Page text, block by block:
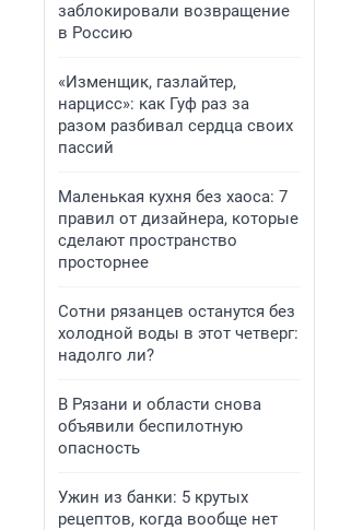
заблокировали возвращение
в Россию
«Изменщик, газлайтер,
нарцисс»: как Гуф раз за
разом разбивал сердца своих
пассий
Маленькая кухня без хаоса: 7
правил от дизайнера, которые
сделают пространство
просторнее
Сотни рязанцев останутся без
холодной воды в этот четверг:
надолго ли?
В Рязани и области снова
объявили беспилотную
опасность
Ужин из банки: 5 крутых
рецептов, когда вообще нет